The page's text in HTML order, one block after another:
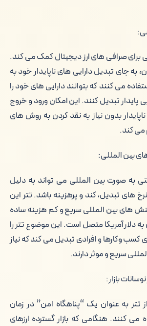
برای صرافی های ارز دیجیتال کمک می کند.
به جای تبدیل دارایی های ناپایدار خود به
می کنند که بتوانند دارایی های خود را
پایدار تبدیل کنند. این امکان ورود و خروج
بدون نیاز به نقد کردن به روش های
می کند.
به صورت بین المللی می تواند به دلیل
های تبدیل، کند و پرهزینه باشد. تتر این
های بین المللی سریع و کم هزینه ساده
به دلار آمریکا متصل است. این موضوع تتر را
کسب وکارها و افرادی تبدیل می کند که نیاز
سریع و موثر دارند.
تتر به عنوان یک “پناهگاه امن” در زمان
می کنند. هنگامی که بازار گسترده ارزهای